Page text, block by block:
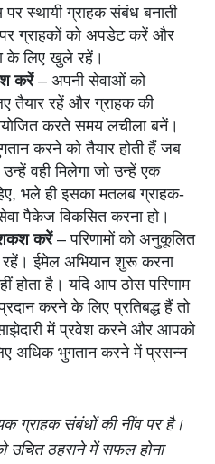
पर स्थायी ग्राहक संबंध बनाती
ग्राहकों को अपडेट करें और
के लिए खुले रहें।
करें – अपनी सेवाओं को
तैयार रहें और ग्राहक की
करते समय लचीला बनें।
करने को तैयार होती हैं जब
वही मिलेगा जो उन्हें एक
भले ही इसका मतलब ग्राहक-
पैकेज विकसित करना हो।
करें– परिणामों को अनुकूलित
रहें। ईमेल अभियान शुरू करना
होता है। यदि आप ठोस परिणाम
करने के लिए प्रतिबद्ध हैं तो
साझेदारी में प्रवेश करने और आपको
अधिक भुगतान करने में प्रसन्न
ग्राहक संबंधों की नींव पर है।
उचित ठहराने में सफल होना